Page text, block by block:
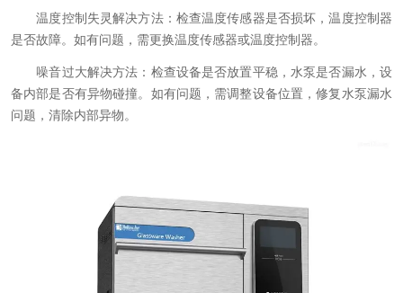
温度控制失灵解决方法：检查温度传感器是否损坏，温度控制器
是否故障。如有问题，需更换温度传感器或温度控制器。
噪音过大解决方法：检查设备是否放置平稳，水泵是否漏水，设
备内部是否有异物碰撞。如有问题，需调整设备位置，修复水泵漏水
问题，清除内部异物。